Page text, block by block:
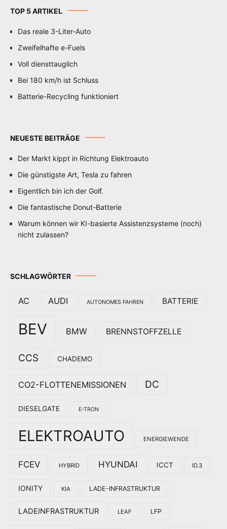
TOP 5 ARTIKEL
Das reale 3-Liter-Auto
Zweifelhafte e-Fuels
Voll diensttauglich
Bei 180 km/h ist Schluss
Batterie-Recycling funktioniert
NEUESTE BEITRÄGE
Der Markt kippt in Richtung Elektroauto
Die günstigste Art, Tesla zu fahren
Eigentlich bin ich der Golf.
Die fantastische Donut-Batterie
Warum können wir KI-basierte Assistenzsysteme (noch)
nicht zulassen?
SCHLAGWÖRTER
AC AUDI AUTONOMES FAHREN BATTERIE
BEV BMW BRENNSTOFFZELLE
CCS CHADEMO
CO2-FLOTTENEMISSIONEN DC
DIESELGATE E-TRON
ELEKTROAUTO ENERGIEWENDE
FCEV HYBRID HYUNDAI ICCT ID.3
IONITY KIA LADE-INFRASTRUKTUR
LADEINFRASTRUKTUR LEAF LFP